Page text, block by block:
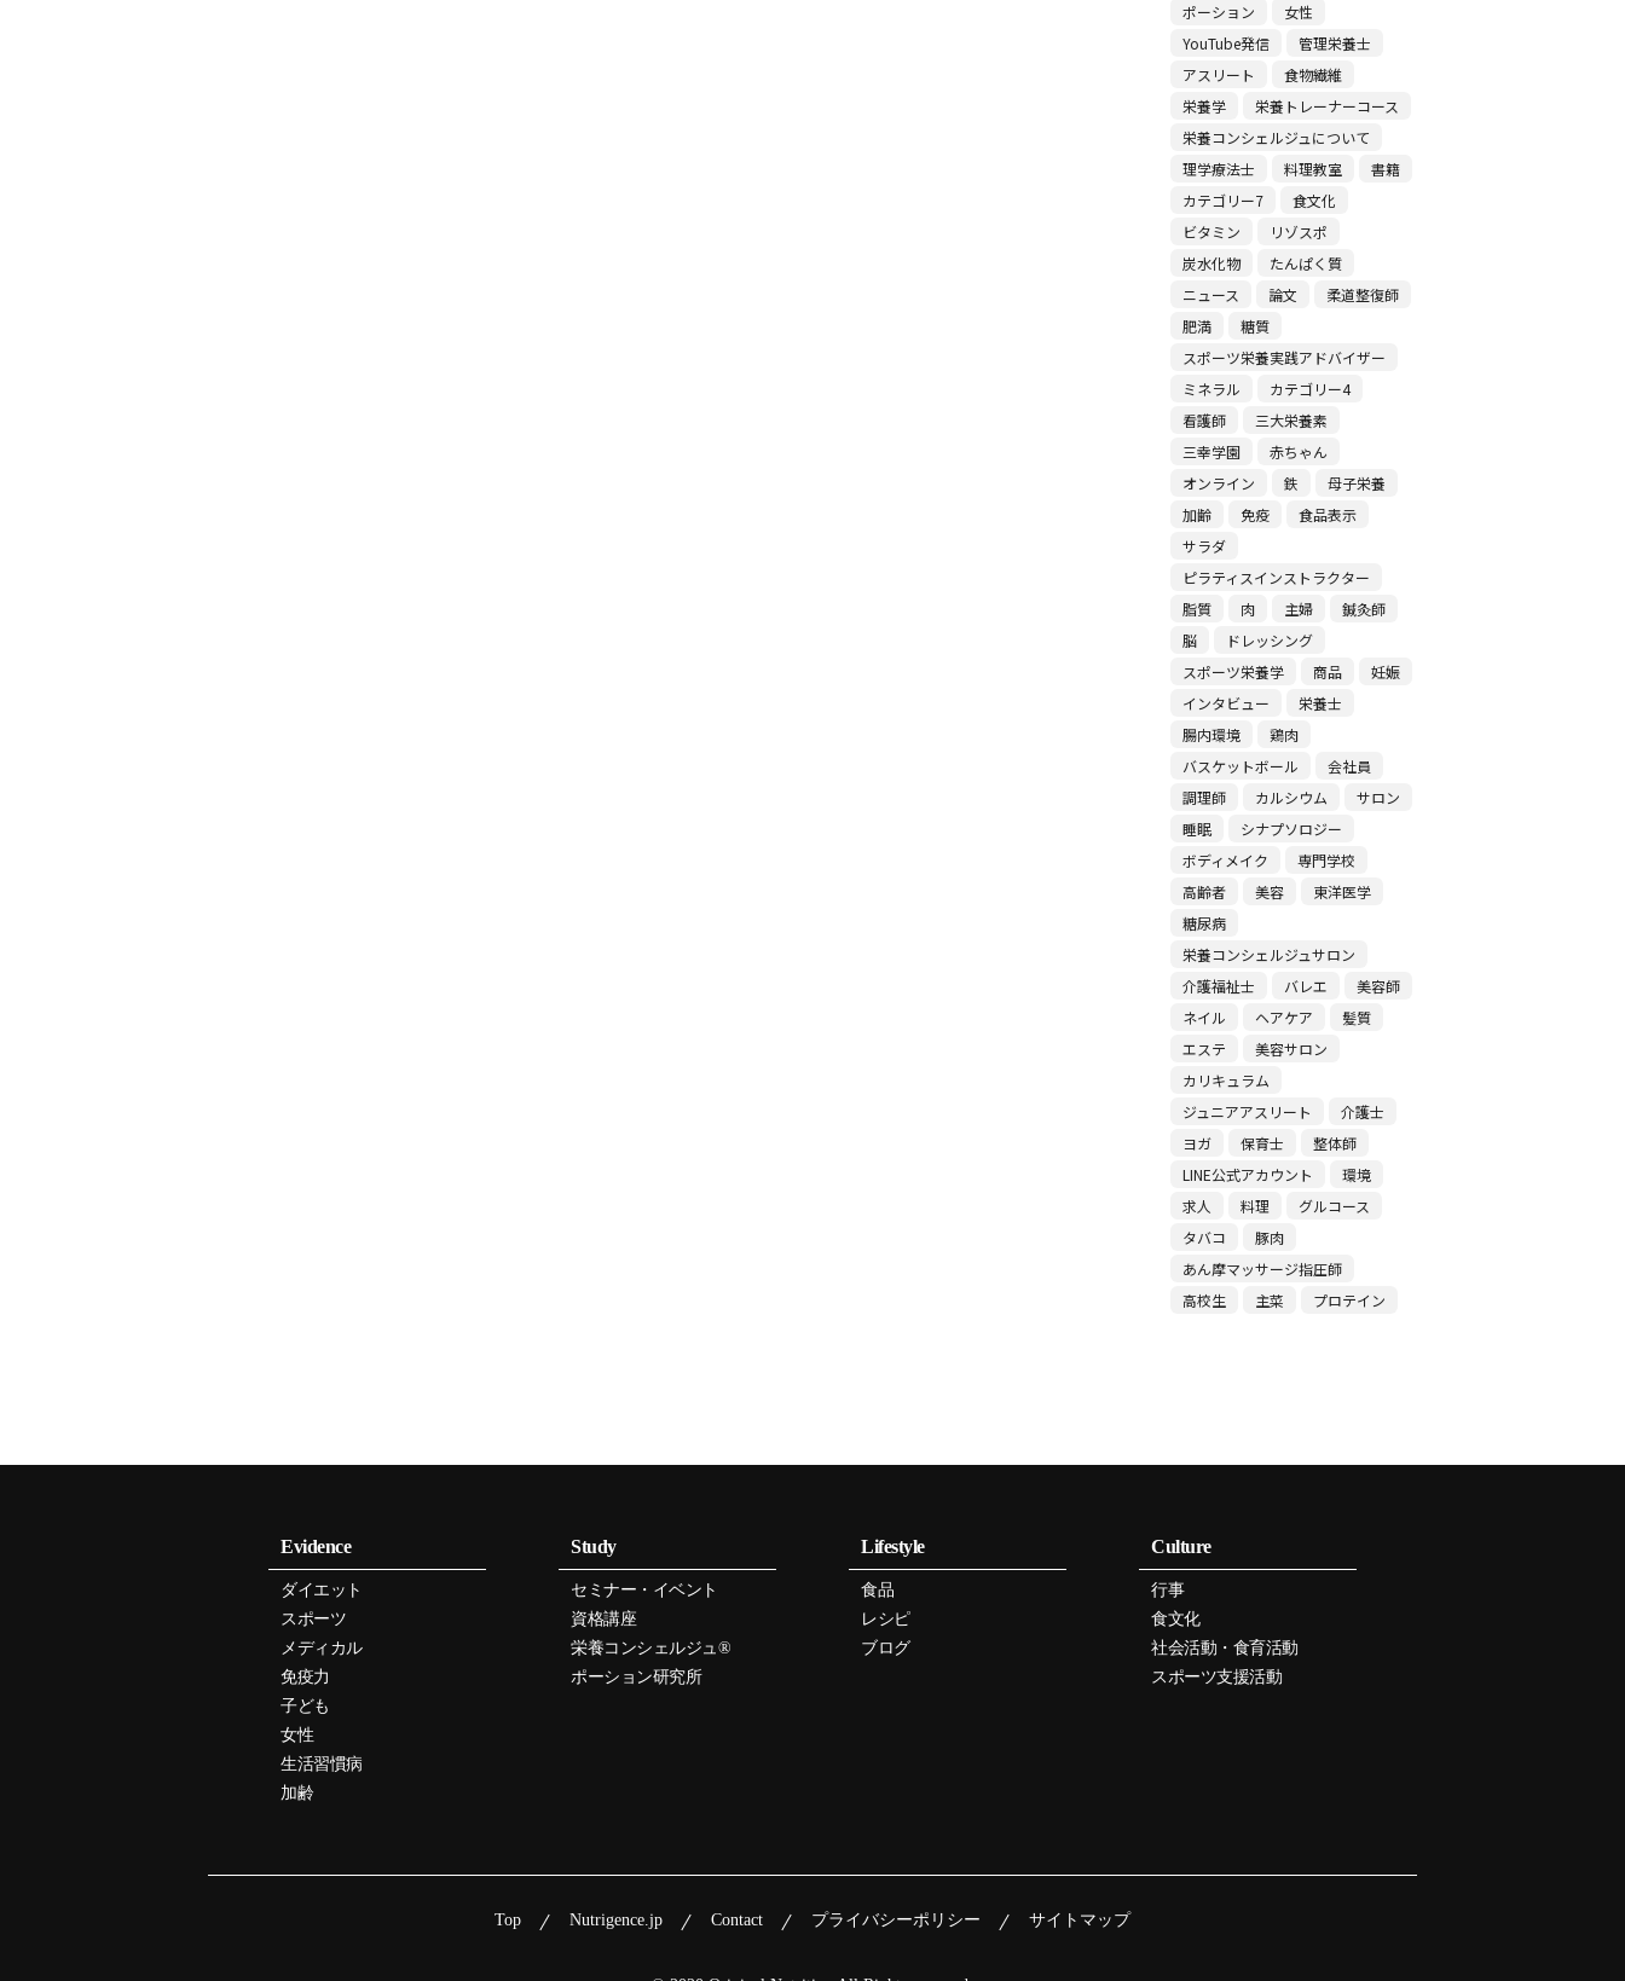
ポーション
女性
YouTube発信
管理栄養士
アスリート
食物繊維
栄養学
栄養トレーナーコース
栄養コンシェルジュについて
理学療法士
料理教室
書籍
カテゴリー7
食文化
ビタミン
リゾスポ
炭水化物
たんぱく質
ニュース
論文
柔道整復師
肥満
糖質
スポーツ栄養実践アドバイザー
ミネラル
カテゴリー4
看護師
三大栄養素
三幸学園
赤ちゃん
オンライン
鉄
母子栄養
加齢
免疫
食品表示
サラダ
ピラティスインストラクター
脂質
肉 主婦
鍼灸師
脳
ドレッシング
スポーツ栄養学
商品
妊娠
インタビュー
栄養士
腸内環境
鶏肉
バスケットボール
会社員
調理師
カルシウム
サロン
睡眠
シナプソロジー
ボディメイク
専門学校
高齢者
美容
東洋医学
糖尿病
栄養コンシェルジュサロン
介護福祉士
バレエ
美容師
ネイル
ヘアケア
髪質
エステ
美容サロン
カリキュラム
ジュニアアスリート
介護士
ヨガ
保育士
整体師
LINE公式アカウント
環境
求人
料理
グルコース
タバコ
豚肉
あん摩マッサージ指圧師
高校生
主菜 プロテイン
Evidence
ダイエット
スポーツ
メディカル
免疫力
子ども
女性
生活習慣病
加齢
Study
セミナー・イベント
資格講座
栄養コンシェルジュ®
ポーション研究所
Lifestyle
食品
レシピ
ブログ
Culture
行事
食文化
社会活動・食育活動
スポーツ支援活動
Top Nutrigence.jp Contact プライバシーポリシー サイトマップ